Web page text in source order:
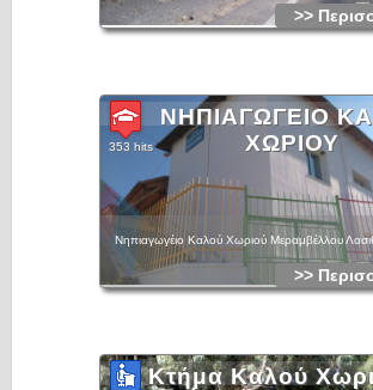
>>
ΝΗΠΙΑΓΩΓΕΙΟ
ΧΩΡΙΟΥ
353 hits
Νηπιαγωγέιο Καλού Χωριού Μεραμβέλλου
>>
Κτήμα Καλού